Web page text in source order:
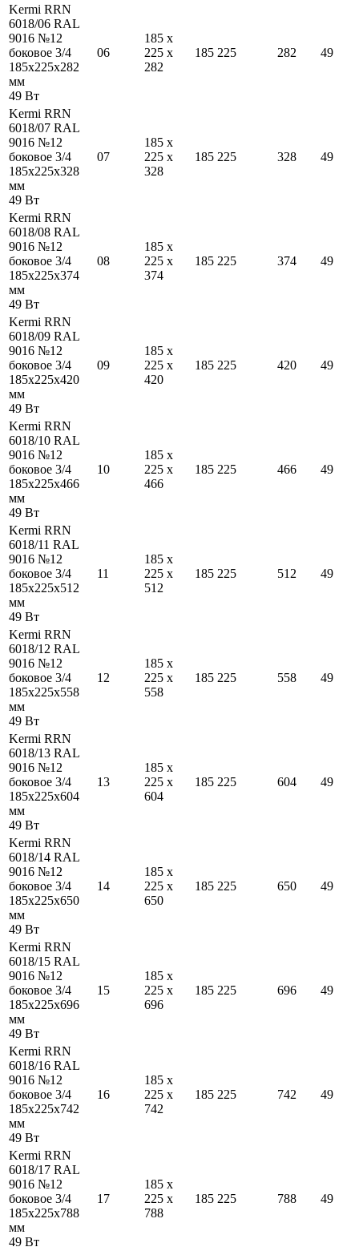
Kermi RRN
6018/06 RAL
9016 №12
боковое 3/4
185x225x282
мм
49 Вт
06
185 x
225 x
282
185 225 282 49
Kermi RRN
6018/07 RAL
9016 №12
боковое 3/4
185x225x328
мм
49 Вт
07
185 x
225 x
328
185 225 328 49
Kermi RRN
6018/08 RAL
9016 №12
боковое 3/4
185x225x374
мм
49 Вт
08
185 x
225 x
374
185 225 374 49
Kermi RRN
6018/09 RAL
9016 №12
боковое 3/4
185x225x420
мм
49 Вт
09
185 x
225 x
420
185 225 420 49
Kermi RRN
6018/10 RAL
9016 №12
боковое 3/4
185x225x466
мм
49 Вт
10
185 x
225 x
466
185 225 466 49
Kermi RRN
6018/11 RAL
9016 №12
боковое 3/4
185x225x512
мм
49 Вт
11
185 x
225 x
512
185 225 512 49
Kermi RRN
6018/12 RAL
9016 №12
боковое 3/4
185x225x558
мм
49 Вт
12
185 x
225 x
558
185 225 558 49
Kermi RRN
6018/13 RAL
9016 №12
боковое 3/4
185x225x604
мм
49 Вт
13
185 x
225 x
604
185 225 604 49
Kermi RRN
6018/14 RAL
9016 №12
боковое 3/4
185x225x650
мм
49 Вт
14
185 x
225 x
650
185 225 650 49
Kermi RRN
6018/15 RAL
9016 №12
боковое 3/4
185x225x696
мм
49 Вт
15
185 x
225 x
696
185 225 696 49
Kermi RRN
6018/16 RAL
9016 №12
боковое 3/4
185x225x742
мм
49 Вт
16
185 x
225 x
742
185 225 742 49
Kermi RRN
6018/17 RAL
9016 №12
боковое 3/4
185x225x788
мм
49 Вт
17
185 x
225 x
788
185 225 788 49